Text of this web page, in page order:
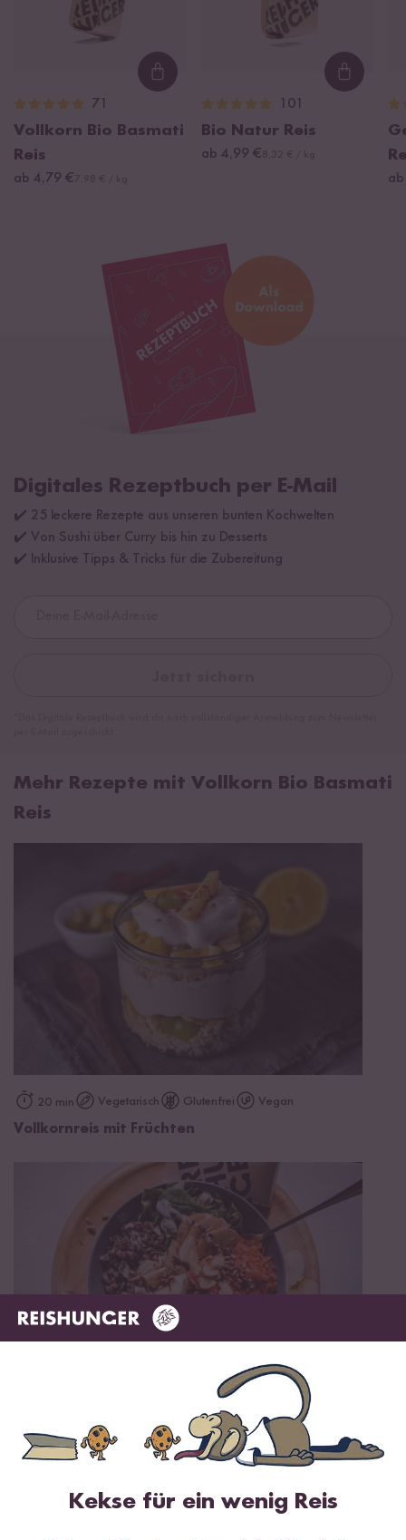
Loading...
71
Vollkorn Bio Basmati
Reis
ab 4,79 €
101
Bio Natur Reis
ab 4,99 €
Digitales Rezeptbuch per E-Mail
✔️ 25 leckere Rezepte aus unseren bunten Kochwelten
✔️ Von Sushi über Curry bis hin zu Desserts
✔️ Inklusive Tipps & Tricks für die Zubereitung
Mehr Rezepte mit Vollkorn Bio Basmati
Reis
20 min Vegetarisch Glutenfrei Vegan
Vollkornreis mit Früchten
Vegan Vegetarisch Glutenfrei
Waldorf-Reis-Buddhabowl mit Vollkorn Basmati
Kekse für ein wenig Reis